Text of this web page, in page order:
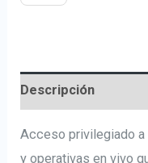
Descripción
Acceso privilegiado
y operativas en vivo